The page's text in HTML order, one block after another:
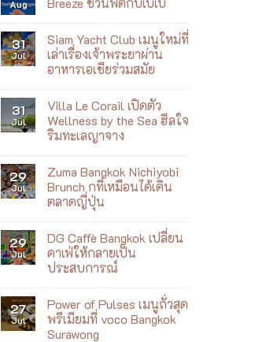
เที่ยว
ที่
Nagai:
Exhibition
Aug
on
Blue
Diamond
Almond
ฟิต
กับ
เบ
เบ้
31
Jul
Siam Yacht Club เมนูใหม่ที่
เล่าเรื่องเจ้าพระยาผ่าน
อาหารเอเชียร่วมสมัย
on
Siam
Yacht
Club
ที่
เล่า
เรื่อง
เจ้าพระยา
ผ่าน
ร่วม
สมัย
31
Jul
Villa Le Corail เปิดตัว
Wellness by the Sea ฮีลใจ
ริมทะเลญาจาง
on
Villa
Le
Corail
Wellness
by
the
Sea
ฮีล
ทะเล
ญา
จาง
29
Jul
Zuma Bangkok Nichiyobi
Brunch กที่เหมือนได้เดิน
ตลาดญี่ปุ่น
on
Zuma
Bangkok
Nichiyobi
ที่
เหมือน
ได้
เดิน
29
Jul
DG Caffè Bangkok เปลี่ยน
คาเฟ่ให้กลายเป็น
ประสบการณ์
on
DG
Caffè
Bangkok
27
Jul
Power of Pulses เมนูถั่วสุด
พรีเมียมที่ voco Bangkok
Surawong